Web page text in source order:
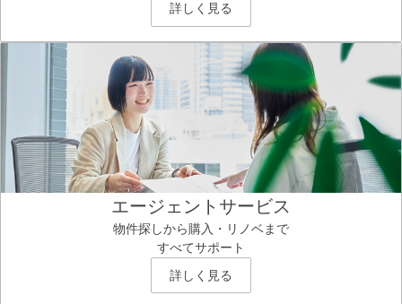
詳しく見る
エージェントサービス
物件探しから購入・リノベまで
すべてサポート
詳しく見る